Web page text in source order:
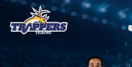
Ga naar inhoud